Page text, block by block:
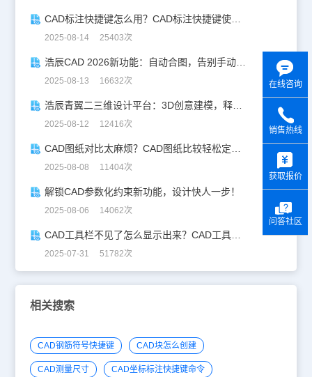
CAD标注快捷键怎么用？CAD标注快捷键使用教程
2025-08-14 25403次
浩辰CAD 2026新功能：自动合图，告别手动拼图！
2025-08-13 16632次
浩辰青翼二三维设计平台：3D创意建模，释放创意生产力！
2025-08-12 12416次
2025-08-08 11404次
解锁CAD参数化约束新功能，设计快人一步！
2025-08-06 14062次
CAD工具栏不见了怎么显示出来？CAD工具栏恢复指南
2025-07-31 51782次
相关搜索
CAD钢筋符号快捷键 CAD块怎么创建
CAD测量尺寸 CAD坐标标注快捷键命令
在线咨询
销售热线
获取报价
问答社区